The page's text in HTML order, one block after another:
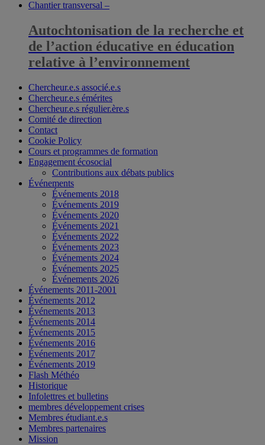
Chantier transversal –
Autochtonisation de la recherche et
de l’action éducative en éducation
relative à l’environnement
Chercheur.e.s associé.e.s
Chercheur.e.s émérites
Chercheur.e.s régulier.ère.s
Comité de direction
Contact
Cookie Policy
Cours et programmes de formation
Engagement écosocial
Contributions aux débats publics
Événements
Événements 2018
Événements 2019
Événements 2020
Événements 2021
Événements 2022
Événements 2023
Événements 2024
Événements 2025
Événements 2026
Événements 2011-2001
Événements 2012
Événements 2013
Événements 2014
Événements 2015
Événements 2016
Événements 2017
Événements 2019
Flash Méthéo
Historique
Infolettres et bulletins
membres développement crises
Membres étudiant.e.s
Membres partenaires
Mission